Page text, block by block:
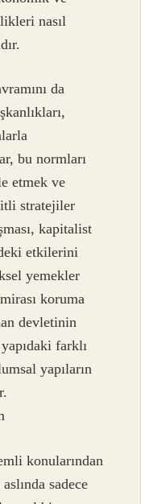
nasıl
da
bu normları
etmek ve
stratejiler
kapitalist
etkilerini
yemekler
koruma
devletinin
farklı
yapıların
konularından
sadece